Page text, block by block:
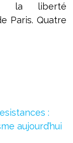
la liberté
Paris. Quatre